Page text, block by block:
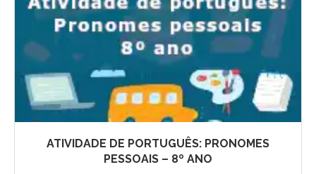
ATIVIDADE DE PORTUGUÊS: PRONOMES
PESSOAIS – 8º ANO